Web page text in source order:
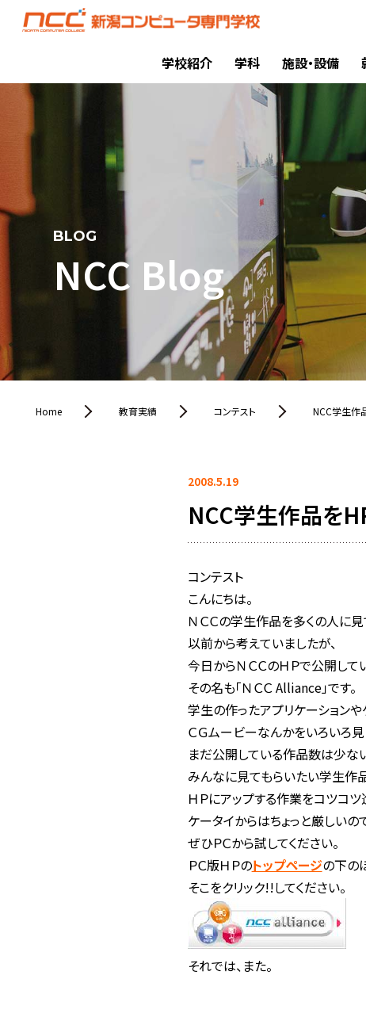
学校紹介 学科 施設・設備
BLOG
NCC Blog
Home 教育実績 コンテスト NCC学生作
2008.5.19
NCC学生作品を
コンテスト
こんにちは。
ＮＣＣの学生作品を多くの人に見
以前から考えていましたが、
今日からＮＣＣのＨＰで公開して
その名も「ＮＣＣ Alliance」です。
学生の作ったアプリケーションや
ＣＧムービーなんかをいろいろ見
まだ公開している作品数は少な
みんなに見てもらいたい学生作
ＨＰにアップする作業をコツコツ
ケータイからはちょっと厳しいの
ぜひＰＣから試してください。
ＰＣ版ＨＰのトップページの下の
そこをクリック!!してください。
それでは、また。